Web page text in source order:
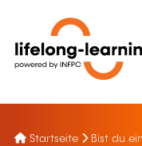
Startseite Bist du